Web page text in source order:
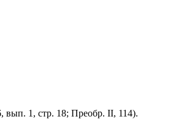
вып. 1, стр. 18; Преобр. II, 114).